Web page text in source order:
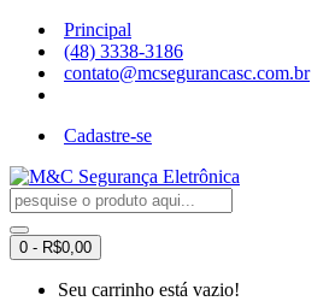
Principal
(48) 3338-3186
contato@mcsegurancasc.com.br
Cadastre-se
0 - R$0,00
Seu carrinho está vazio!